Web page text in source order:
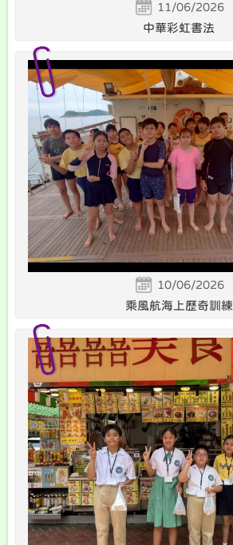
11/06/2026
中華彩虹書法
10/06/2026
乘風航海上歷奇訓練